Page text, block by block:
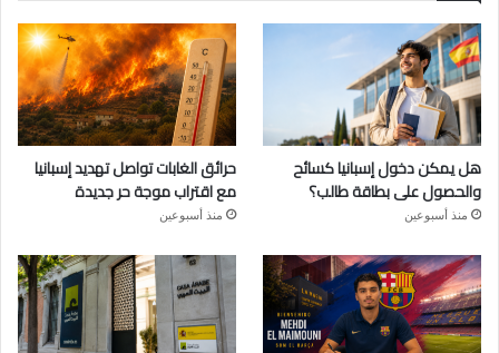
هل يمكن دخول إسبانيا كسائح
والحصول على بطاقة طالب؟
منذ أسبوعين
حرائق الغابات تواصل تهديد إسبانيا
مع اقتراب موجة حر جديدة
منذ أسبوعين